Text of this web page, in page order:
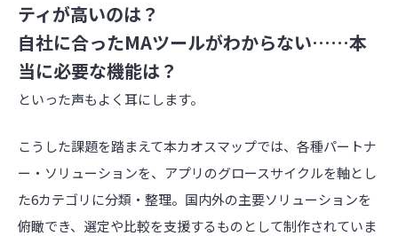
ティが高いのは？
自社に合ったMAツールがわからない……本
当に必要な機能は？
といった声もよく耳にします。
こうした課題を踏まえて本カオスマップでは、各種パートナ
ー・ソリューションを、アプリのグロースサイクルを軸とし
た6カテゴリに分類・整理。国内外の主要ソリューションを
俯瞰でき、選定や比較を支援するものとして制作されていま